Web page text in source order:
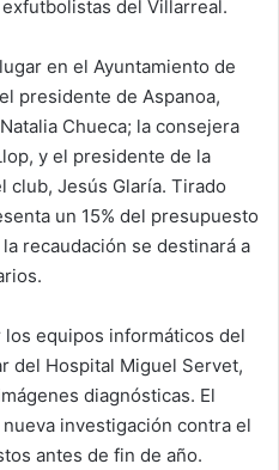
del Villarreal.
en el Ayuntamiento de
presidente de Aspanoa,
Chueca; la consejera
y el presidente de la
club, Jesús Glaría. Tirado
un 15% del presupuesto
recaudación se destinará a
equipos informáticos del
del Hospital Miguel Servet,
diagnósticas. El
investigación contra el
antes de fin de año.